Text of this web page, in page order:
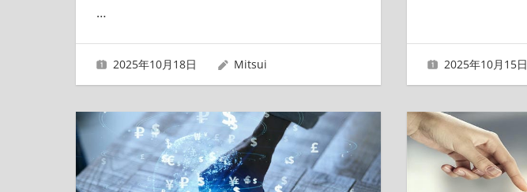
…
2025年10月18日 Mitsui 2025年10月15日